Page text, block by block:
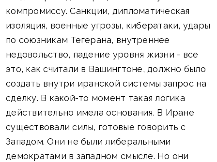
компромиссу. Санкции, дипломатическая
изоляция, военные угрозы, кибератаки, удары
по союзникам Тегерана, внутреннее
недовольство, падение уровня жизни - все
это, как считали в Вашингтоне, должно было
создать внутри иранской системы запрос на
сделку. В какой-то момент такая логика
действительно имела основания. В Иране
существовали силы, готовые говорить с
Западом. Они не были либеральными
демократами в западном смысле. Но они